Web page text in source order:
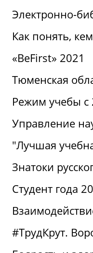
Электронно-
Как понять,
«BeFirst» 2021
Тюменская
Режим учебы с
Управление
"Лучшая
Знатоки
Студент года
#ТрудКрут.